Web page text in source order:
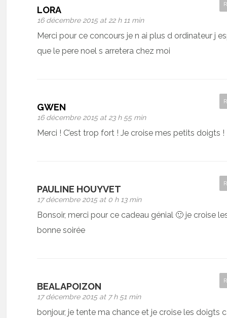
LORA
16 décembre 2015 at 22 h 11 min
Merci pour ce concours je n ai plus d ordinateur j
que le pere noel s arretera chez moi
GWEN
16 décembre 2015 at 23 h 55 min
Merci ! C’est trop fort ! Je croise mes petits doigts !
PAULINE HOUYVET
17 décembre 2015 at 0 h 13 min
Bonsoir, merci pour ce cadeau génial 🙂 je croise
bonne soirée
BEALAPOIZON
17 décembre 2015 at 7 h 51 min
bonjour, je tente ma chance et je croise les doigts